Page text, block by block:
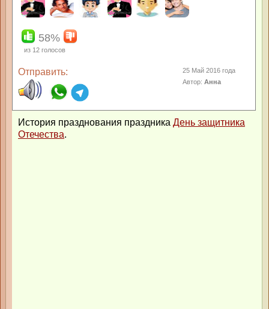
58%
из 12 голосов
Отправить:
25 Май 2016 года
Автор:Анна
История празднования праздника День защитника
Отечества.